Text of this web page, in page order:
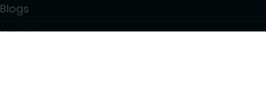
Blogs
Kontakt